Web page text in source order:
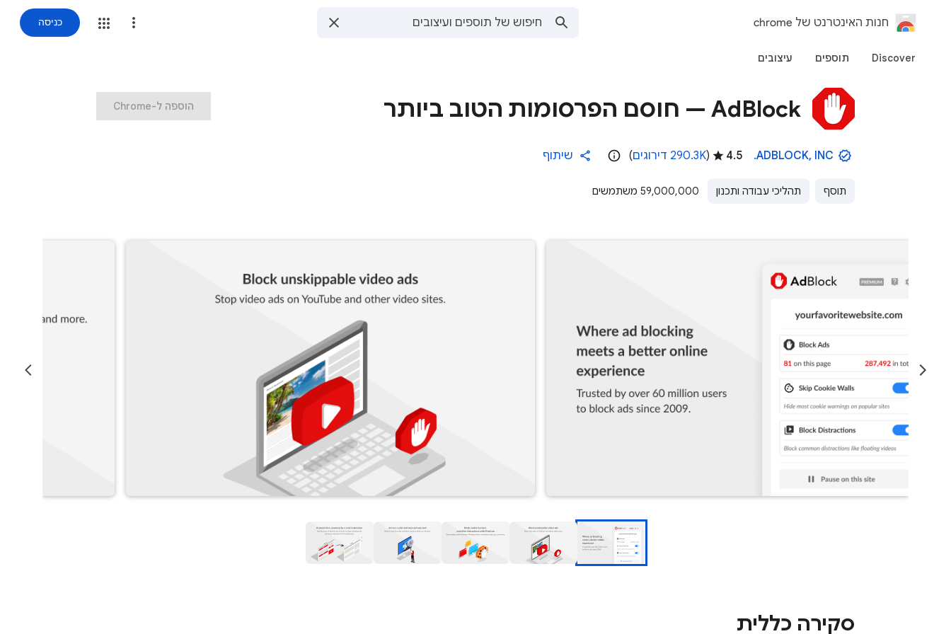
‏חנות האינטרנט של chrome כניסה
Discover תוספים עיצובים
AdBlock — חוסם הפרסומות הטוב ביותר
ADBLOCK, INC.
4.5
(290.3K‏ דירוגים ) שיתוף
תוסף תהליכי עבודה ותכנון 59,000,000 משתמשים
‏הוספה ל-Chrome
סקירה כללית